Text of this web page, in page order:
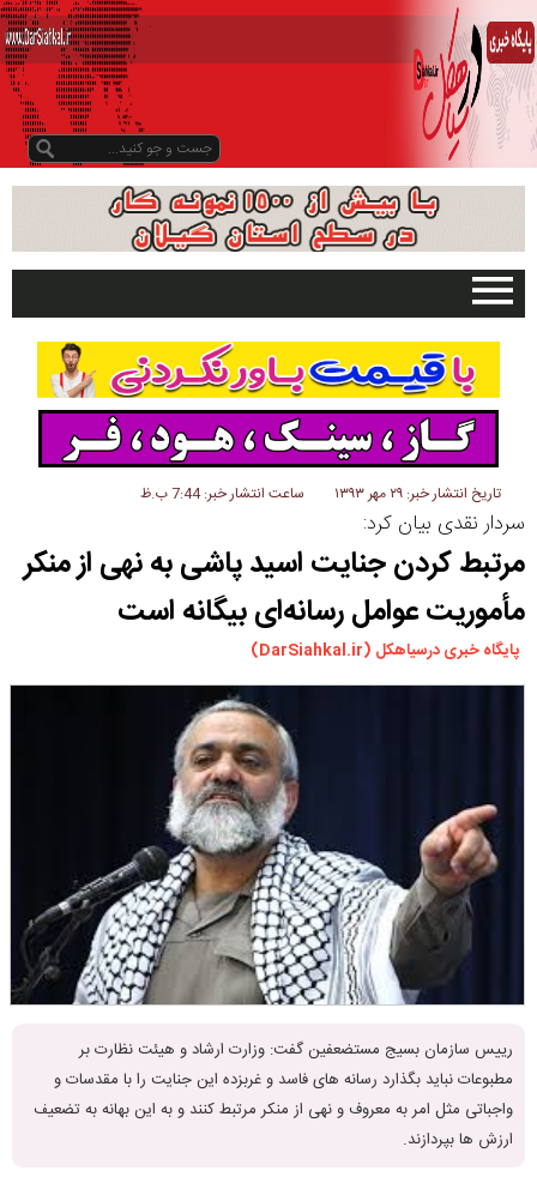
صفحه اصلی
تبلیغات در سایت
گیلان
سیاهکل
دیلمان
ورزشی
سیاسی
چندرسانه ای
درباره ما
تاریخ انتشار خبر: ۲۹ مهر ۱۳۹۳ ساعت انتشار خبر: 7:44 ب.ظ
سردار نقدی بیان کرد:
مرتبط کردن جنایت اسید پاشی به نهی از منکر
مأموریت عوامل رسانه‌ای بیگانه است
پایگاه خبری درسیاهکل (DarSiahkal.ir)
رییس سازمان بسیج مستضعفین گفت: وزارت ارشاد و هیئت نظارت بر
مطبوعات نباید بگذارد رسانه های فاسد و غربزده این جنایت را با مقدسات و
واجباتی مثل امر به معروف و نهی از منکر مرتبط کنند و به این بهانه به تضعیف
ارزش ها بپردازند.